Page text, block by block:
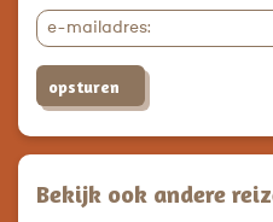
opsturen
Bekijk ook andere